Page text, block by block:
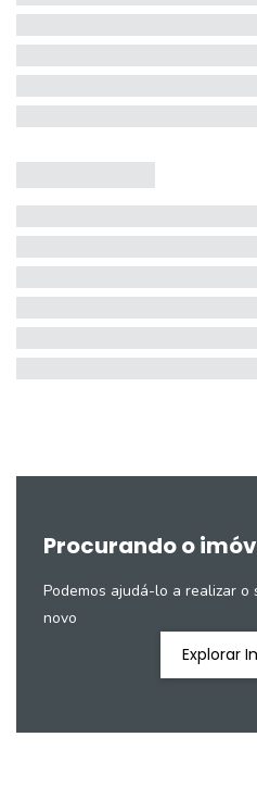
Procurando o
Podemos ajudá-lo a realizar o
novo
Explorar